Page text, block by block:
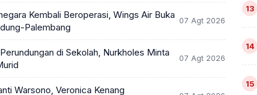
Kembali Beroperasi, Wings Air Buka
Palembang
07 Agt 2026
di Sekolah, Nurkholes Minta
07 Agt 2026
Warsono, Veronica Kenang